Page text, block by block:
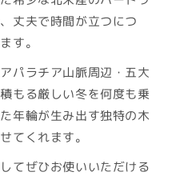
丈夫で時間が立つにつ
す。
パラチア山脈周辺・五大
もる厳しい冬を何度も乗
年輪が生み出す独特の木
てくれます。
てぜひお使いいただける